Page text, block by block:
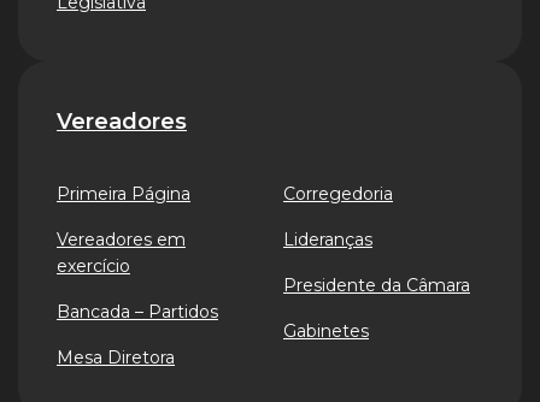
Vereadores
Primeira Página
Vereadores em
exercício
Bancada – Partidos
Mesa Diretora
Corregedoria
Lideranças
Presidente da Câmara
Gabinetes